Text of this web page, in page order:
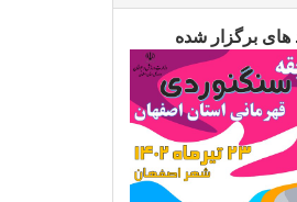
های برگزار شده